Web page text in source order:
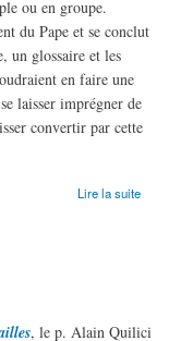
ou en groupe.
du Pape et se conclut
un glossaire et les
en faire une
laisser imprégner de
convertir par cette
Lire la suite
, le p. Alain Quilici